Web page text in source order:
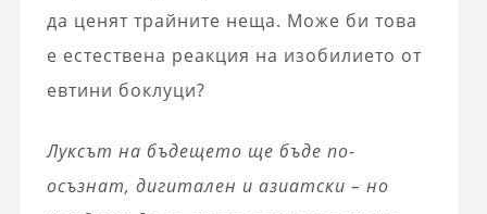
да ценят трайните неща. Може би това
е естествена реакция на изобилието от
евтини боклуци?
Луксът на бъдещето ще бъде по-
осъзнат, дигитален и азиатски – но